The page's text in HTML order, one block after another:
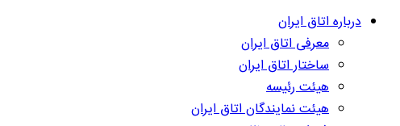
درباره اتاق ایران
معرفی اتاق ایران
ساختار اتاق ایران
هیئت رئیسه
هیئت نمایندگان اتاق ایران